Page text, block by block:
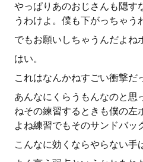
やっぱりあのおじさんも隠す
うわけよ。僕も下がっちゃう
でもお願いしちゃうんだよね
はい。
これはなんかねすごい衝撃だ
あんなにくらうもんなのと思
ねその練習するときも僕の左
よね練習でもそのサンドバッ
こんなに効くならやらない手